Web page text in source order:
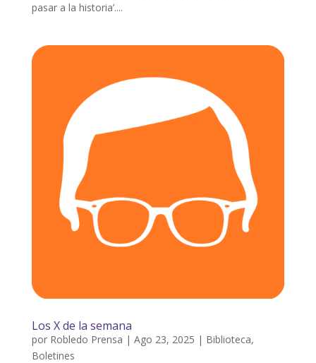
pasar a la historia’....
Los X de la semana
por Robledo Prensa | Ago 23, 2025 | Biblioteca,
Boletines